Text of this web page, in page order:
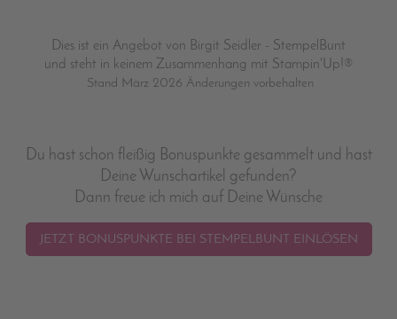
Dies ist ein Angebot von Birgit Seidler - StempelBunt
und steht in keinem Zusammenhang mit Stampin'Up!®
Stand März 2026 Änderungen vorbehalten
Du hast schon fleißig Bonuspunkte gesammelt und hast
Deine Wunschartikel gefunden?
Dann freue ich mich auf Deine Wünsche
JETZT BONUSPUNKTE BEI STEMPELBUNT EINLÖSEN